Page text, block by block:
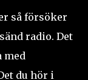
så försöker
radio. Det
med
du hör i